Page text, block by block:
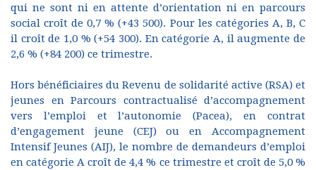
qui ne sont ni en attente d’orientation ni en parcours
social croît de 0,7 % (+43 500). Pour les catégories A, B, C
il croît de 1,0 % (+54 300). En catégorie A, il augmente de
2,6 % (+84 200) ce trimestre.
Hors bénéficiaires du Revenu de solidarité active (RSA) et
jeunes en Parcours contractualisé d’accompagnement
vers l’emploi et l’autonomie (Pacea), en contrat
d’engagement jeune (CEJ) ou en Accompagnement
Intensif Jeunes (AIJ), le nombre de demandeurs d’emploi
en catégorie A croît de 4,4 % ce trimestre et croît de 5,0 %